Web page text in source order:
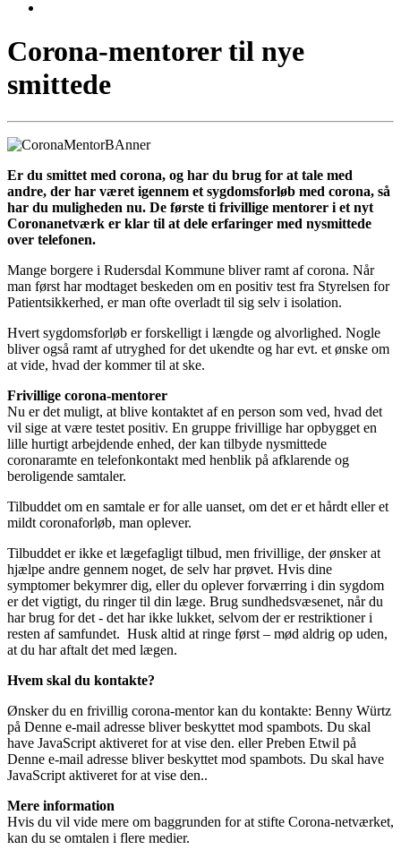
Corona-mentorer til nye
smittede
Er du smittet med corona, og har du brug for at tale med
andre, der har været igennem et sygdomsforløb med corona, så
har du muligheden nu. De første ti frivillige mentorer i et nyt
Coronanetværk er klar til at dele erfaringer med nysmittede
over telefonen.
Mange borgere i Rudersdal Kommune bliver ramt af corona. Når
man først har modtaget beskeden om en positiv test fra Styrelsen for
Patientsikkerhed, er man ofte overladt til sig selv i isolation.
Hvert sygdomsforløb er forskelligt i længde og alvorlighed. Nogle
bliver også ramt af utryghed for det ukendte og har evt. et ønske om
at vide, hvad der kommer til at ske.
Frivillige corona-mentorer
Nu er det muligt, at blive kontaktet af en person som ved, hvad det
vil sige at være testet positiv. En gruppe frivillige har opbygget en
lille hurtigt arbejdende enhed, der kan tilbyde nysmittede
coronaramte en telefonkontakt med henblik på afklarende og
beroligende samtaler.
Tilbuddet om en samtale er for alle uanset, om det er et hårdt eller et
mildt coronaforløb, man oplever.
Tilbuddet er ikke et lægefagligt tilbud, men frivillige, der ønsker at
hjælpe andre gennem noget, de selv har prøvet. Hvis dine
symptomer bekymrer dig, eller du oplever forværring i din sygdom
er det vigtigt, du ringer til din læge. Brug sundhedsvæsenet, når du
har brug for det - det har ikke lukket, selvom der er restriktioner i
resten af samfundet. Husk altid at ringe først – mød aldrig op uden,
at du har aftalt det med lægen.
Hvem skal du kontakte?
Ønsker du en frivillig corona-mentor kan du kontakte: Benny Würtz
på Denne e-mail adresse bliver beskyttet mod spambots. Du skal
have JavaScript aktiveret for at vise den. eller Preben Etwil på
Denne e-mail adresse bliver beskyttet mod spambots. Du skal have
JavaScript aktiveret for at vise den..
Mere information
Hvis du vil vide mere om baggrunden for at stifte Corona-netværket,
kan du se omtalen i flere medier.